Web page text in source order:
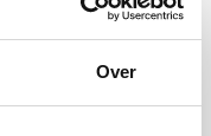
Over
uit voor de gevolgen
website, virtuele